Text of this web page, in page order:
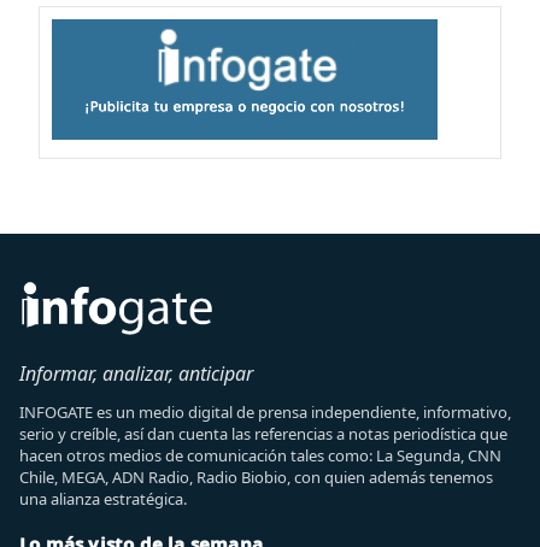
Informar, analizar, anticipar
INFOGATE es un medio digital de prensa independiente, informativo,
serio y creíble, así dan cuenta las referencias a notas periodística que
hacen otros medios de comunicación tales como: La Segunda, CNN
Chile, MEGA, ADN Radio, Radio Biobio, con quien además tenemos
una alianza estratégica.